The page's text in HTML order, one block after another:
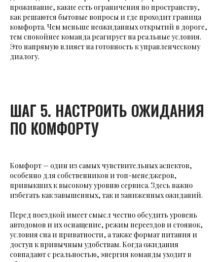
проживание, какие есть ограничения по пространству,
как решаются бытовые вопросы и где проходит граница
комфорта. Чем меньше неожиданных открытий в дороге,
тем спокойнее команда реагирует на реальные условия.
Это напрямую влияет на готовность к управленческому
диалогу.
ШАГ 5. НАСТРОИТЬ ОЖИДАНИЯ
ПО КОМФОРТУ
Комфорт — один из самых чувствительных аспектов,
особенно для собственников и топ-менеджеров,
привыкших к высокому уровню сервиса. Здесь важно
избегать как завышенных, так и заниженных ожиданий.
Перед поездкой имеет смысл честно обсудить уровень
автодомов и их оснащение, режим переездов и стоянок,
условия сна и приватности, а также формат питания и
доступ к привычным удобствам. Когда ожидания
совпадают с реальностью, энергия команды уходит в